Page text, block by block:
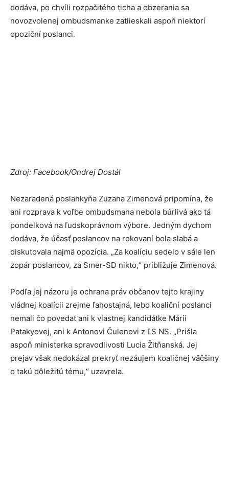
dodáva, po chvíli rozpačitého ticha a obzerania sa
novozvolenej ombudsmanke zatlieskali aspoň niektorí
opoziční poslanci.
Zdroj: Facebook/Ondrej Dostál
Nezaradená poslankyňa Zuzana Zimenová pripomína, že
ani rozprava k voľbe ombudsmana nebola búrlivá ako tá
pondelková na ľudskoprávnom výbore. Jedným dychom
dodáva, že účasť poslancov na rokovaní bola slabá a
diskutovala najmä opozícia. „Za koalíciu sedelo v sále len
zopár poslancov, za Smer-SD nikto,“ približuje Zimenová.
Podľa jej názoru je ochrana práv občanov tejto krajiny
vládnej koalícii zrejme ľahostajná, lebo koaliční poslanci
nemali čo povedať ani k vlastnej kandidátke Márii
Patakyovej, ani k Antonovi Čulenovi z ĽS NS. „Prišla
aspoň ministerka spravodlivosti Lucia Žitňanská. Jej
prejav však nedokázal prekryť nezáujem koaličnej väčšiny
o takú dôležitú tému,“ uzavrela.